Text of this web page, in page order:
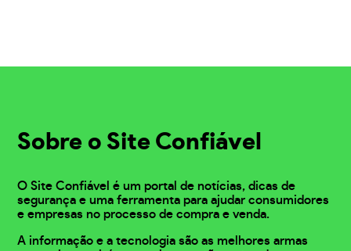
Sobre o Site Confiável
O Site Confiável é um portal de notícias, dicas de
segurança e uma ferramenta para ajudar consumidores
e empresas no processo de compra e venda.
A informação e a tecnologia são as melhores armas